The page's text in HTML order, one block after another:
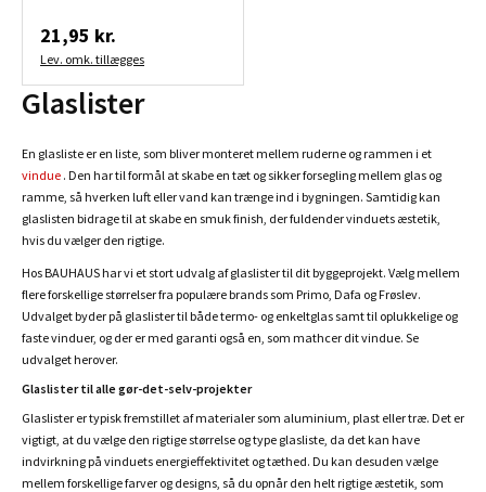
21,95 kr.
Lev. omk. tillægges
Glaslister
En glasliste er en liste, som bliver monteret mellem ruderne og rammen i et
vindue . Den har til formål at skabe en tæt og sikker forsegling mellem glas og
ramme, så hverken luft eller vand kan trænge ind i bygningen. Samtidig kan
glaslisten bidrage til at skabe en smuk finish, der fuldender vinduets æstetik,
hvis du vælger den rigtige.
Hos BAUHAUS har vi et stort udvalg af glaslister til dit byggeprojekt. Vælg mellem
flere forskellige størrelser fra populære brands som Primo, Dafa og Frøslev.
Udvalget byder på glaslister til både termo- og enkeltglas samt til oplukkelige og
faste vinduer, og der er med garanti også en, som mathcer dit vindue. Se
udvalget herover.
Glaslister til alle gør-det-selv-projekter
Glaslister er typisk fremstillet af materialer som aluminium, plast eller træ. Det er
vigtigt, at du vælge den rigtige størrelse og type glasliste, da det kan have
indvirkning på vinduets energieffektivitet og tæthed. Du kan desuden vælge
mellem forskellige farver og designs, så du opnår den helt rigtige æstetik, som